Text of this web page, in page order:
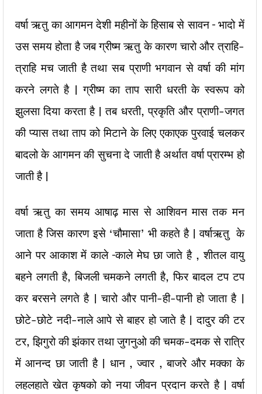
वर्षा ऋतु का आगमन देशी महीनों के हिसाब से सावन – भादो में
उस समय होता है जब ग्रीष्म ऋतु के कारण चारो और त्राहि-
त्राहि मच जाती है तथा सब प्राणी भगवान से वर्षा की मांग
करने लगते है | ग्रीष्म का ताप सारी धरती के स्वरूप को
झुलसा दिया करता है | तब धरती, प्रकृति और प्राणी-जगत
की प्यास तथा ताप को मिटाने के लिए एकाएक पुरवाई चलकर
बादलो के आगमन की सुचना दे जाती है अर्थात वर्षा प्रारम्भ हो
जाती है |
वर्षा ऋतु का समय आषाढ़ मास से आशिवन मास तक मन
जाता है जिस कारण इसे ‘चौमासा’ भी कहते है | वर्षाऋतु के
आने पर आकाश में काले –काले मेघ छा जाते है , शीतल वायु
बहने लगती है, बिजली चमकने लगती है, फिर बादल टप टप
कर बरसने लगते है | चारो और पानी-ही-पानी हो जाता है |
छोटे-छोटे नदी-नाले आपे से बाहर हो जाते है | दादुर की टर
टर, झिगुरो की झंकार तथा जुगनुओ की चमक-दमक से रात्रि
में आनन्द छा जाती है | धान , ज्वार , बाजरे और मक्का के
लहलहाते खेत कृषको को नया जीवन प्रदान करते है | वर्षा